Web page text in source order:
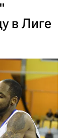
в Лиге